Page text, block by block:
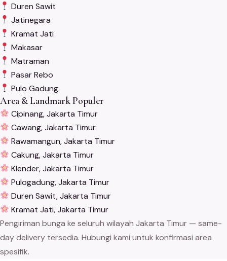
Duren Sawit
Jatinegara
Kramat Jati
Makasar
Matraman
Pasar Rebo
Pulo Gadung
Area & Landmark Populer
Cipinang, Jakarta Timur
Cawang, Jakarta Timur
Rawamangun, Jakarta Timur
Cakung, Jakarta Timur
Klender, Jakarta Timur
Pulogadung, Jakarta Timur
Duren Sawit, Jakarta Timur
Kramat Jati, Jakarta Timur
Pengiriman bunga ke seluruh wilayah Jakarta Timur — same-
day delivery tersedia. Hubungi kami untuk konfirmasi area
spesifik.